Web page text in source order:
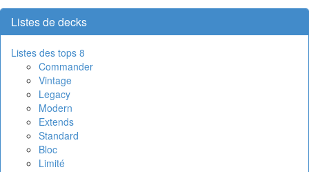
Listes de decks
Listes des tops 8
Commander
Vintage
Legacy
Modern
Extends
Standard
Bloc
Limité